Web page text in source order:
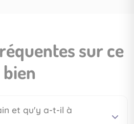
sur ce
bien
et qu'y a-t-il à